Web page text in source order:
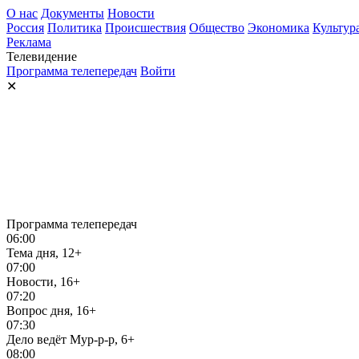
О нас Документы Новости
Россия Политика Происшествия Общество Экономика
Реклама
Телевидение
Программа телепередач Войти
✕
Программа телепередач
06:00
Тема дня, 12+
07:00
Новости, 16+
07:20
Вопрос дня, 16+
07:30
Дело ведёт Мур-р-р, 6+
08:00